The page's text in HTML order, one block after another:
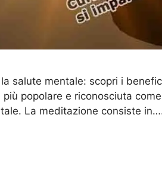
salute mentale: scopri i
popolare e riconosciuta
La meditazione consiste